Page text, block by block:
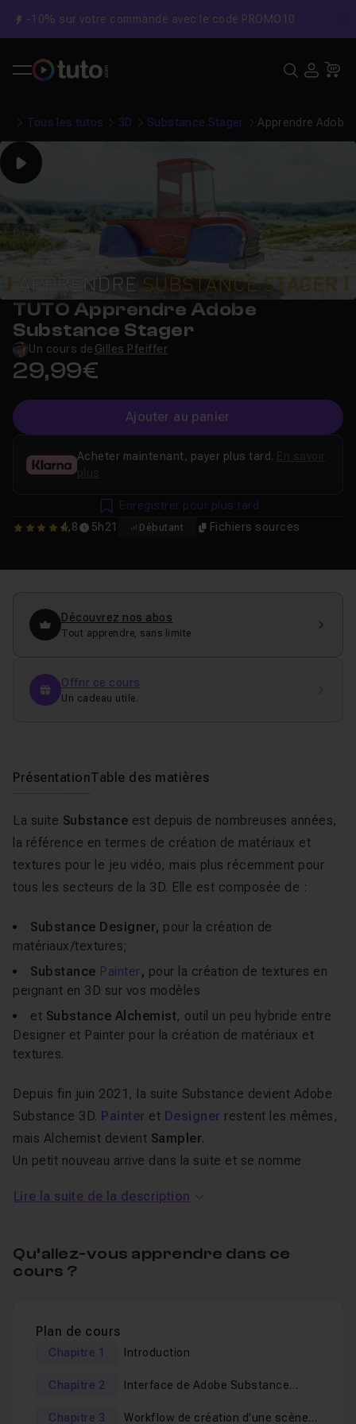
-10% sur votre commande avec le code PROMO10
Tous les tutos 3D Substance Stager Apprendre Adobe
Play
TUTO Apprendre Adobe
Substance Stager
Un cours de Gilles Pfeiffer
29,99€
Ajouter au panier
4.8 4,8 5h21 Débutant Fichiers sources
Acheter maintenant, payer plus tard.
plus
Enregistrer pour plus tard
Découvrez nos abos
Tout apprendre, sans limite
Offrir ce cours
Un cadeau utile.
PrésentationTable des matières
La suite Substance est depuis de nombreuses années,
la référence en termes de création de matériaux et
textures pour le jeu vidéo, mais plus récemment pour
tous les secteurs de la 3D. Elle est composée de :
Substance Designer, pour la création de
matériaux/textures;
Substance Painter, pour la création de textures en
peignant en 3D sur vos modèles
et Substance Alchemist, outil un peu hybride entre
Designer et Painter pour la création de matériaux et
textures.
Depuis fin juin 2021, la suite Substance devient Adobe
Substance 3D. Painter et Designer restent les mêmes,
mais Alchemist devient Sampler.
Un petit nouveau arrive dans la suite et se nomme
permettre de
créer vos scènes 3D
à partir de
bibliothèques d'objets, de matériaux et d'environnement
Au programme de cette
formation Substance Stager
Lire la suite de la description
Qu’allez-vous apprendre dans ce
cours ?
Plan de cours
Chapitre 1 Introduction
Chapitre 2
Interface de Adobe Substance
Chapitre 3
Workflow de création d'une scène